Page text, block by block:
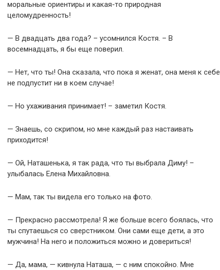
моральные ориентиры и какая-то природная
целомудренность!
— В двадцать два года? – усомнился Костя. – В
восемнадцать, я бы еще поверил.
— Нет, что ты! Она сказала, что пока я женат, она меня к себе
не подпустит ни в коем случае!
— Но ухаживания принимает! – заметил Костя.
— Знаешь, со скрипом, но мне каждый раз настаивать
приходится!
— Ой, Наташенька, я так рада, что ты выбрала Диму! –
улыбалась Елена Михайловна.
— Мам, так ты видела его только на фото.
— Прекрасно рассмотрела! Я же больше всего боялась, что
ты спутаешься со сверстником. Они сами еще дети, а это
мужчина! На него и положиться можно и довериться!
— Да, мама, — кивнула Наташа, — с ним спокойно. Мне